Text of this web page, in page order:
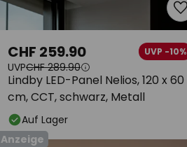
Lindby LED-Panel Nelios, 120 x 60
cm, CCT, schwarz, Metall
CHF 259.90 UVP -10%
UVPCHF 289.90
Auf Lager
Anzeige